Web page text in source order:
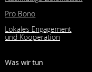
Pro Bono
Lokales Engagement
und Kooperation
Was wir tun